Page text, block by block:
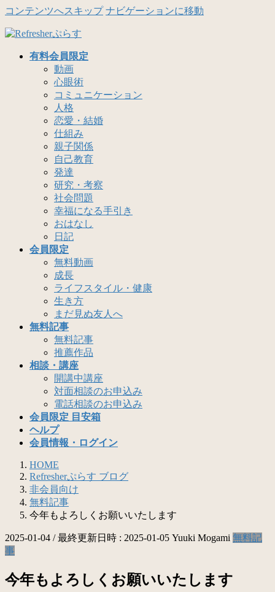
コンテンツへスキップ ナビゲーションに移動
有料会員限定
動画
心眼術
コミュニケーション
人格
恋愛・結婚
仕組み
親子関係
自己教育
発達
研究・考察
社会問題
幸福になる手引き
おはなし
日記
会員限定
無料動画
成長
ライフスタイル・健康
生き方
まだ見ぬ友人へ
無料記事
無料記事
推薦作品
相談・講座
開講中講座
対面相談のお申込み
電話相談のお申込み
会員限定 目安箱
ヘルプ
会員情報・ログイン
HOME
Refresherぷらす ブログ
非会員向け
無料記事
今年もよろしくお願いいたします
2025-01-04 / 最終更新日時 : 2025-01-05 Yuuki Mogami 無料記
事
今年もよろしくお願いいたします